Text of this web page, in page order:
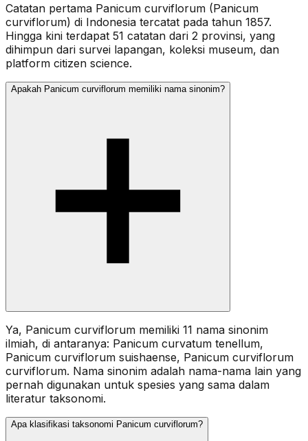
Catatan pertama Panicum curviflorum (Panicum
curviflorum) di Indonesia tercatat pada tahun 1857.
Hingga kini terdapat 51 catatan dari 2 provinsi, yang
dihimpun dari survei lapangan, koleksi museum, dan
platform citizen science.
Apakah Panicum curviflorum memiliki nama sinonim?
Ya, Panicum curviflorum memiliki 11 nama sinonim
ilmiah, di antaranya: Panicum curvatum tenellum,
Panicum curviflorum suishaense, Panicum curviflorum
curviflorum. Nama sinonim adalah nama-nama lain yang
pernah digunakan untuk spesies yang sama dalam
literatur taksonomi.
Apa klasifikasi taksonomi Panicum curviflorum?